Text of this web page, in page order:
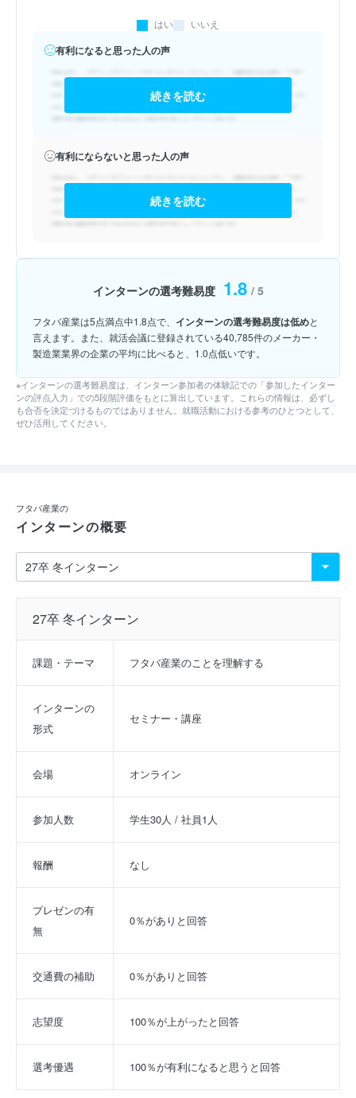
はい いいえ
有利になると思った人の声
続きを読む
有利にならないと思った人の声
続きを読む
インターンの選考難易度 1.8 / 5
フタバ産業は5点満点中1.8点で、 インターンの選考難易度は低めと
言えます。また、就活会議に登録されている40,785件のメーカー・
製造業業界の企業の平均に比べると、1.0点低いです。
※インターンの選考難易度は、インターン参加者の体験記での「参加したインター
ンの評点入力」での5段階評価をもとに算出しています。これらの情報は、必ずし
も合否を決定づけるものではありません。就職活動における参考のひとつとして、
ぜひ活用してください。
フタバ産業の
インターンの概要
27卒 冬インターン
課題・テーマ フタバ産業のことを理解する
インターンの
形式
セミナー・講座
会場 オンライン
参加人数 学生30人 / 社員1人
報酬 なし
プレゼンの有
無
0％がありと回答
交通費の補助 0％がありと回答
志望度 100％が上がったと回答
選考優遇 100％が有利になると思うと回答